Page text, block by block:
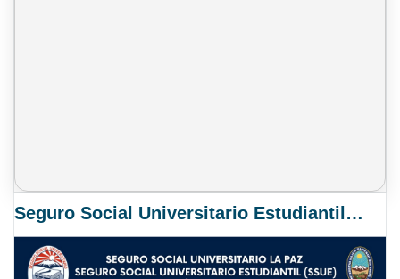
Seguro Social Universitario Estudiantil SSUE